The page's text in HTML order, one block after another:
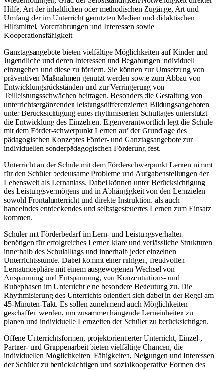
Hilfe, Art der inhaltlichen oder methodischen Zugänge, Art und
Umfang der im Unterricht genutzten Medien und didaktischen
Hilfsmittel, Vorerfahrungen und Interessen sowie
Kooperationsfähigkeit.
Ganztagsangebote bieten vielfältige Möglichkeiten auf Kinder und
Jugendliche und deren Interessen und Begabungen individuell
einzugehen und diese zu fördern. Sie können zur Umsetzung von
präventiven Maßnahmen genutzt werden sowie zum Abbau von
Entwicklungsrückständen und zur Verringerung von
Teilleistungsschwächen beitragen. Besonders die Gestaltung von
unterrichtsergänzenden leistungsdifferenzierten Bildungsangeboten
unter Berücksichtigung eines rhythmisierten Schultages unterstützt
die Entwicklung des Einzelnen. Eigenverantwortlich legt die Schule
mit dem Förder-schwerpunkt Lernen auf der Grundlage des
pädagogischen Konzeptes Förder- und Ganztagsangebote zur
individuellen sonderpädagogischen Förderung fest.
Unterricht an der Schule mit dem Förderschwerpunkt Lernen nimmt
für den Schüler bedeutsame Probleme und Aufgabenstellungen der
Lebenswelt als Lernanlass. Dabei können unter Berücksichtigung
des Leistungsvermögens und in Abhängigkeit von den Lernzielen
sowohl Frontalunterricht und direkte Instruktion, als auch
handelndes entdeckendes und selbstgesteuertes Lernen zum Einsatz
kommen.
Schüler mit Förderbedarf im Lern- und Leistungsverhalten
benötigen für erfolgreiches Lernen klare und verlässliche Strukturen
innerhalb des Schulalltags und innerhalb jeder einzelnen
Unterrichtsstunde. Dabei kommt einer ruhigen, freudvollen
Lernatmosphäre mit einem ausgewogenen Wechsel von
Anspannung und Entspannung, von Konzentrations- und
Ruhephasen im Unterricht eine besondere Bedeutung zu. Die
Rhythmisierung des Unterrichts orientiert sich dabei in der Regel am
45-Minuten-Takt. Es sollen zunehmend auch Möglichkeiten
geschaffen werden, um zusammenhängende Lerneinheiten zu
planen und individuelle Lernzeiten der Schüler zu berücksichtigen.
Offene Unterrichtsformen, projektorientierter Unterricht, Einzel-,
Partner- und Gruppenarbeit bieten vielfältige Chancen, die
individuellen Möglichkeiten, Fähigkeiten, Neigungen und Interessen
der Schüler zu berücksichtigen und sozialkooperative Formen des